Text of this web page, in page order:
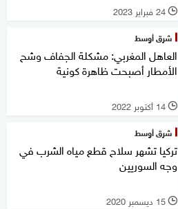
l 24 فبراير 2023
شرق أوسط
العاهل المغربي: مشكلة الجفاف وشح
الأمطار أصبحت ظاهرة كونية
l 14 أكتوبر 2022
شرق أوسط
تركيا تشهر سلاح قطع مياه الشرب في
وجه السوريين
l 15 ديسمبر 2020